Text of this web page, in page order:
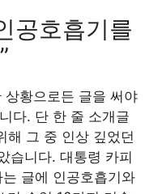
공호흡기를
황으로든 글을 써야
다. 단 한 줄 소개글
해 그 중 인상 깊었던
습니다. 대통령 카피
글에 인공호흡기와